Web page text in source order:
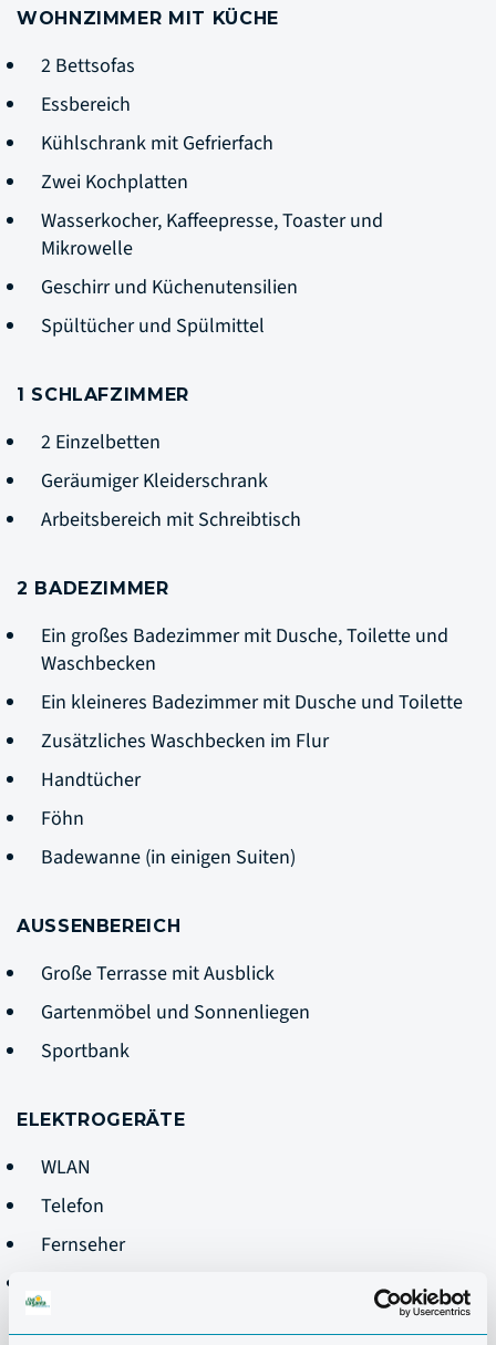
WOHNZIMMER MIT KÜCHE
2 Bettsofas
Essbereich
Kühlschrank mit Gefrierfach
Zwei Kochplatten
Wasserkocher, Kaffeepresse, Toaster und
Mikrowelle
Geschirr und Küchenutensilien
Spültücher und Spülmittel
1 SCHLAFZIMMER
2 Einzelbetten
Geräumiger Kleiderschrank
Arbeitsbereich mit Schreibtisch
2 BADEZIMMER
Ein großes Badezimmer mit Dusche, Toilette und
Waschbecken
Ein kleineres Badezimmer mit Dusche und Toilette
Zusätzliches Waschbecken im Flur
Handtücher
Föhn
Badewanne (in einigen Suiten)
AUSSENBEREICH
Große Terrasse mit Ausblick
Gartenmöbel und Sonnenliegen
Sportbank
ELEKTROGERÄTE
WLAN
Telefon
Fernseher